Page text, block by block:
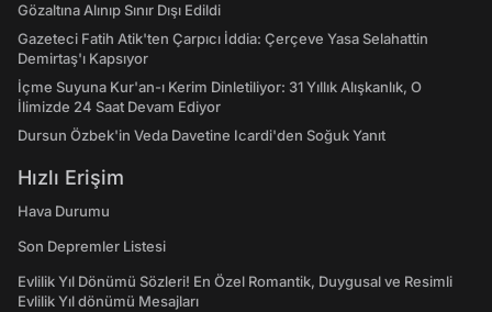
Gözaltına Alınıp Sınır Dışı Edildi
Gazeteci Fatih Atik'ten Çarpıcı İddia: Çerçeve Yasa Selahattin
Demirtaş'ı Kapsıyor
İçme Suyuna Kur'an-ı Kerim Dinletiliyor: 31 Yıllık Alışkanlık, O
İlimizde 24 Saat Devam Ediyor
Dursun Özbek'in Veda Davetine Icardi'den Soğuk Yanıt
Hızlı Erişim
Hava Durumu
Son Depremler Listesi
Evlilik Yıl Dönümü Sözleri! En Özel Romantik, Duygusal ve Resimli
Evlilik Yıl dönümü Mesajları